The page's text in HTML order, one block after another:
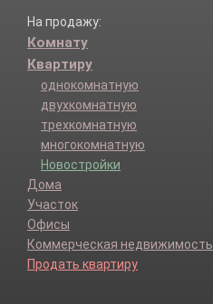
На продажу:
Комнату
Квартиру
однокомнатную
двухкомнатную
трехкомнатную
многокомнатную
Новостройки
Дома
Участок
Офисы
Коммерческая недвижимость
Продать квартиру